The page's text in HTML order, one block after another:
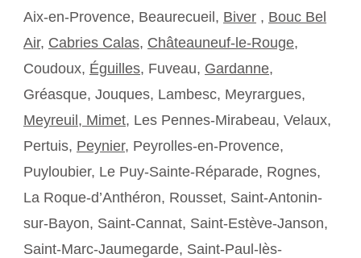
Aix-en-Provence, Beaurecueil, Biver , Bouc Bel
Air, Cabries Calas, Châteauneuf-le-Rouge,
Coudoux, Éguilles, Fuveau, Gardanne,
Gréasque, Jouques, Lambesc, Meyrargues,
Meyreuil, Mimet, Les Pennes-Mirabeau, Velaux,
Pertuis, Peynier, Peyrolles-en-Provence,
Puyloubier, Le Puy-Sainte-Réparade, Rognes,
La Roque-d’Anthéron, Rousset, Saint-Antonin-
sur-Bayon, Saint-Cannat, Saint-Estève-Janson,
Saint-Marc-Jaumegarde, Saint-Paul-lès-